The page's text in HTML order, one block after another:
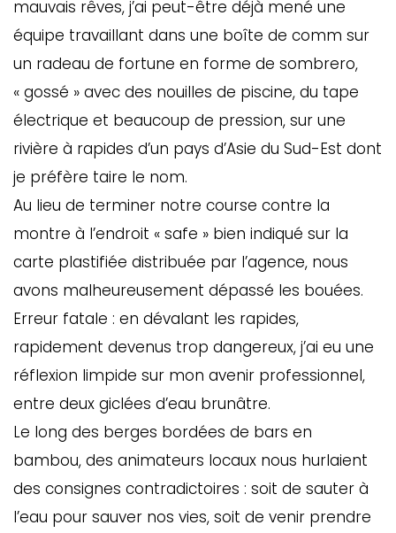
mauvais rêves, j’ai peut-être déjà mené une
équipe travaillant dans une boîte de comm sur
un radeau de fortune en forme de sombrero,
« gossé » avec des nouilles de piscine, du tape
électrique et beaucoup de pression, sur une
rivière à rapides d’un pays d’Asie du Sud-Est dont
je préfère taire le nom.
Au lieu de terminer notre course contre la
montre à l’endroit « safe » bien indiqué sur la
carte plastifiée distribuée par l’agence, nous
avons malheureusement dépassé les bouées.
Erreur fatale : en dévalant les rapides,
rapidement devenus trop dangereux, j’ai eu une
réflexion limpide sur mon avenir professionnel,
entre deux giclées d’eau brunâtre.
Le long des berges bordées de bars en
bambou, des animateurs locaux nous hurlaient
des consignes contradictoires : soit de sauter à
l’eau pour sauver nos vies, soit de venir prendre